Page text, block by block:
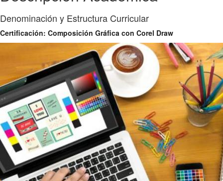
Denominación y Estructura Curricular
Certificación: Composición Gráfica con Corel Draw